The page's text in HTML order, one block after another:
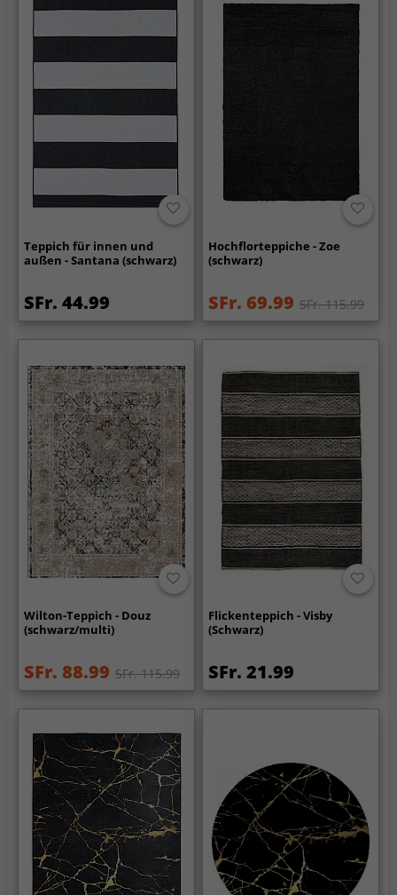
Teppich für innen und
außen - Santana (schwarz)
SFr. 44.99
Hochflorteppiche - Zoe
(schwarz)
SFr. 69.99 SFr. 115.99
Wilton-Teppich - Douz
(schwarz/multi)
SFr. 88.99 SFr. 115.99
Flickenteppich - Visby
(Schwarz)
SFr. 21.99